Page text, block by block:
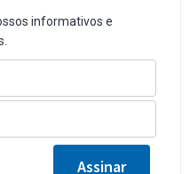
informativos e